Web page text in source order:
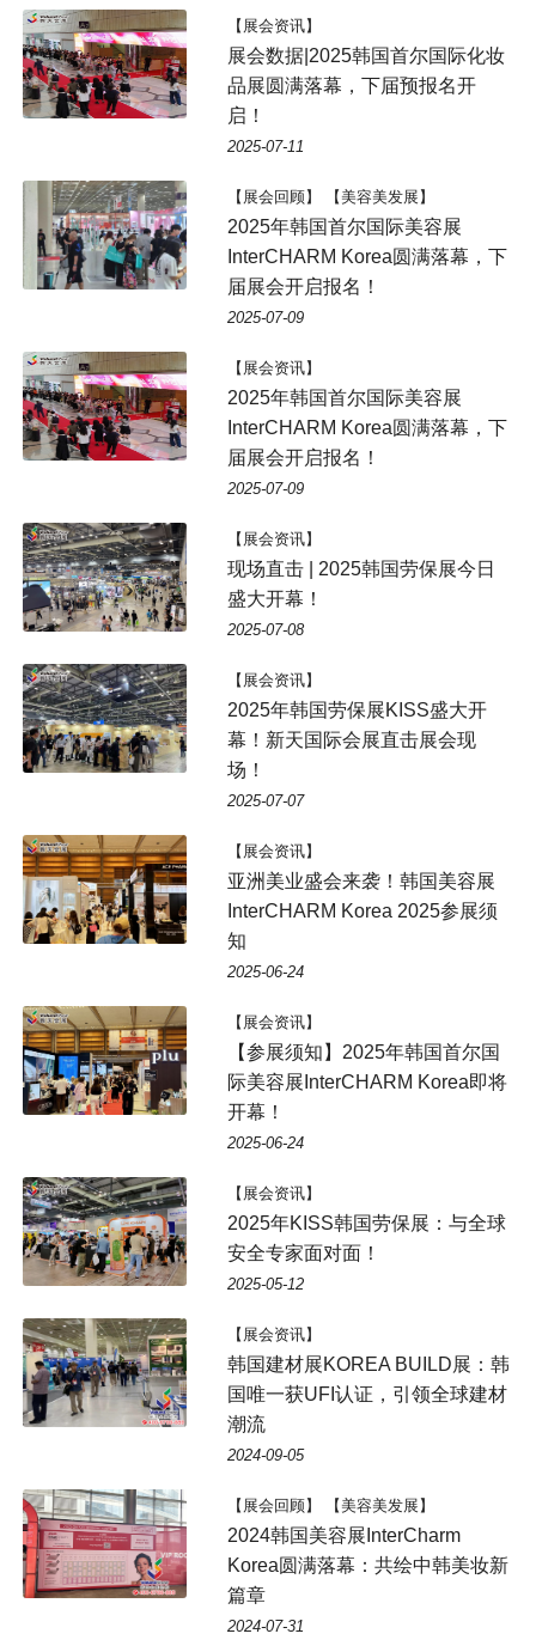
【展会资讯】
展会数据|2025韩国首尔国际化妆
品展圆满落幕，下届预报名开
启！
2025-07-11
【展会回顾】 【美容美发展】
2025年韩国首尔国际美容展
InterCHARM Korea圆满落幕，下
届展会开启报名！
2025-07-09
【展会资讯】
2025年韩国首尔国际美容展
InterCHARM Korea圆满落幕，下
届展会开启报名！
2025-07-09
【展会资讯】
现场直击 | 2025韩国劳保展今日
盛大开幕！
2025-07-08
【展会资讯】
2025年韩国劳保展KISS盛大开
幕！新天国际会展直击展会现
场！
2025-07-07
【展会资讯】
亚洲美业盛会来袭！韩国美容展
InterCHARM Korea 2025参展须
知
2025-06-24
【展会资讯】
【参展须知】2025年韩国首尔国
际美容展InterCHARM Korea即将
开幕！
2025-06-24
【展会资讯】
2025年KISS韩国劳保展：与全球
安全专家面对面！
2025-05-12
【展会资讯】
韩国建材展KOREA BUILD展：韩
国唯一获UFI认证，引领全球建材
潮流
2024-09-05
【展会回顾】 【美容美发展】
2024韩国美容展InterCharm
Korea圆满落幕：共绘中韩美妆新
篇章
2024-07-31